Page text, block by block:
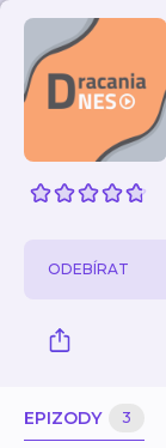
ODEBÍRAT
EPIZODY 3